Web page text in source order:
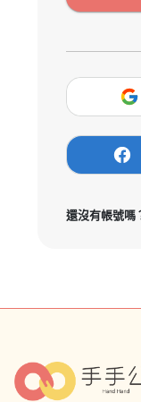
還沒有帳號嗎